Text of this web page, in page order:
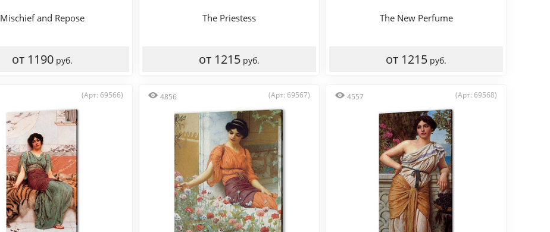
Mischief and Repose
от 1190 руб.
The Priestess
от 1215 руб.
The New Perfume
от 1215 руб.
(Арт: 69566) 4856 (Арт: 69567) 4557 (Арт: 69568)